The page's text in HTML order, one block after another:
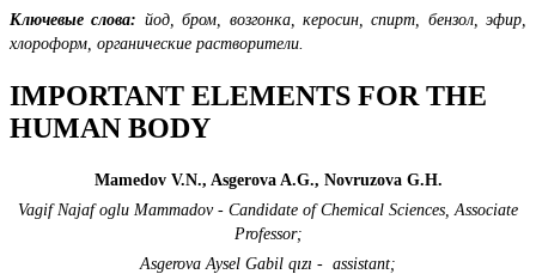
Ключевые слова: йод, бром, возгонка, керосин, спирт, бензол, эфир,
хлороформ, органические растворители.
IMPORTANT ELEMENTS FOR THE
HUMAN BODY
Mamedov V.N., Asgerova A.G., Novruzova G.H.
Vagif Najaf oglu Mammadov - Candidate of Chemical Sciences, Associate
Professor;
Asgerova Aysel Gabil qızı - assistant;